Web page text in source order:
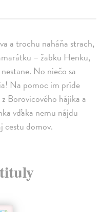
a trochu naháňa strach,
– žabku Henku,
No niečo sa
Na pomoc im príde
Borovicového hájika a
vďaka nemu nájdu
cestu domov.